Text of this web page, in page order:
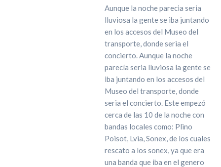
Aunque la noche parecia seria
lluviosa la gente se iba juntando
en los accesos del Museo del
transporte, donde seria el
concierto. Aunque la noche
parecía seria lluviosa la gente se
iba juntando en los accesos del
Museo del transporte, donde
seria el concierto. Este empezó
cerca de las 10 de la noche con
bandas locales como: Plino
Poisot, Lvia, Sonex, de los cuales
rescato a los sonex, ya que era
una banda que iba en el genero